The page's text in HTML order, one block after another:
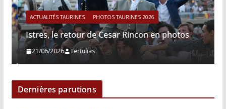
ACTUALITÉS TAURINES PHOTOS TAURINES 2026
Istres, le retour de Cesar Rincon en photos
21/06/2026 Tertulias
Dernières parutions